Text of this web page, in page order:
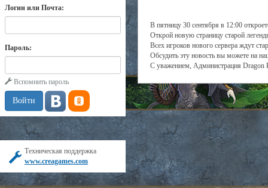
Логин или Почта:
Пароль:
Вспомнить пароль
Техническая поддержка
www.creagames.com
В пятницу 30 сентября в 12:00
Открой новую страницу старой
Всех игроков нового сервера ждут
Обсудить эту новость вы можете на
С уважением, Администрация Dragon